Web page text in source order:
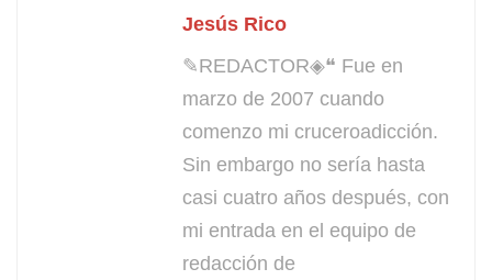
Jesús Rico
✎REDACTOR◈❝ Fue en
marzo de 2007 cuando
comenzo mi cruceroadicción.
Sin embargo no sería hasta
casi cuatro años después, con
mi entrada en el equipo de
redacción de